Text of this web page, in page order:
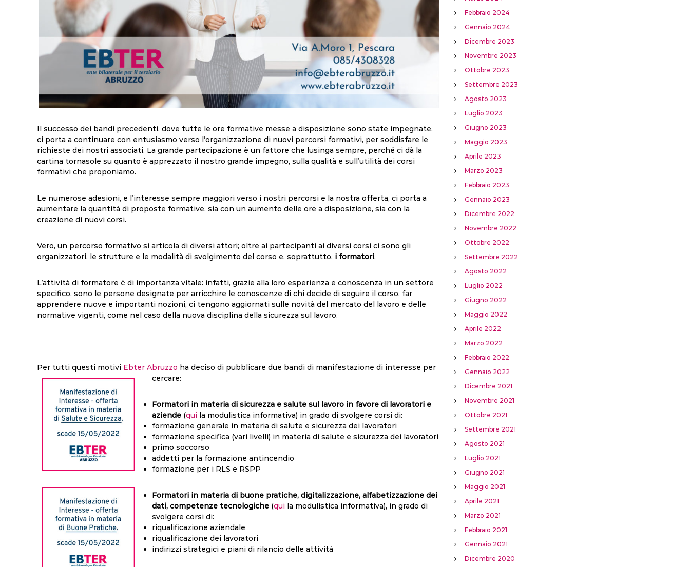
Il successo dei bandi precedenti, dove tutte le ore formative messe a disposizione sono state impegnate,
ci porta a continuare con entusiasmo verso l’organizzazione di nuovi percorsi formativi, per soddisfare le
richieste dei nostri associati. La grande partecipazione è un fattore che lusinga sempre, perché ci dà la
cartina tornasole su quanto è apprezzato il nostro grande impegno, sulla qualità e sull’utilità dei corsi
formativi che proponiamo.
Le numerose adesioni, e l’interesse sempre maggiori verso i nostri percorsi e la nostra offerta, ci porta a
aumentare la quantità di proposte formative, sia con un aumento delle ore a disposizione, sia con la
creazione di nuovi corsi.
Vero, un percorso formativo si articola di diversi attori; oltre ai partecipanti ai diversi corsi ci sono gli
organizzatori, le strutture e le modalità di svolgimento del corso e, soprattutto, i formatori.
L’attività di formatore è di importanza vitale: infatti, grazie alla loro esperienza e conoscenza in un settore
specifico, sono le persone designate per arricchire le conoscenze di chi decide di seguire il corso, far
apprendere nuove e importanti nozioni, ci tengono aggiornati sulle novità del mercato del lavoro e delle
normative vigenti, come nel caso della nuova disciplina della sicurezza sul lavoro.
Per tutti questi motivi Ebter Abruzzo ha deciso di pubblicare due bandi di manifestazione di interesse per
cercare:
Formatori in materia di sicurezza e salute sul lavoro in favore di lavoratori e
aziende (qui la modulistica informativa) in grado di svolgere corsi di:
formazione generale in materia di salute e sicurezza dei lavoratori
formazione specifica (vari livelli) in materia di salute e sicurezza dei lavoratori
primo soccorso
addetti per la formazione antincendio
formazione per i RLS e RSPP
Formatori in materia di buone pratiche, digitalizzazione, alfabetizzazione dei
dati, competenze tecnologiche (qui la modulistica informativa), in grado di
svolgere corsi di:
riqualificazione aziendale
riqualificazione dei lavoratori
indirizzi strategici e piani di rilancio delle attività
Febbraio 2024
Gennaio 2024
Dicembre 2023
Novembre 2023
Ottobre 2023
Settembre 2023
Agosto 2023
Luglio 2023
Giugno 2023
Maggio 2023
Aprile 2023
Marzo 2023
Febbraio 2023
Gennaio 2023
Dicembre 2022
Novembre 2022
Ottobre 2022
Settembre 2022
Agosto 2022
Luglio 2022
Giugno 2022
Maggio 2022
Aprile 2022
Marzo 2022
Febbraio 2022
Gennaio 2022
Dicembre 2021
Novembre 2021
Ottobre 2021
Settembre 2021
Agosto 2021
Luglio 2021
Giugno 2021
Maggio 2021
Aprile 2021
Marzo 2021
Febbraio 2021
Gennaio 2021
Dicembre 2020